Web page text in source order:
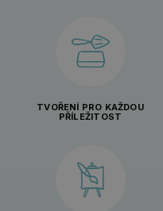
TVOŘENÍ PRO KAŽDOU
PŘÍLEŽITOST